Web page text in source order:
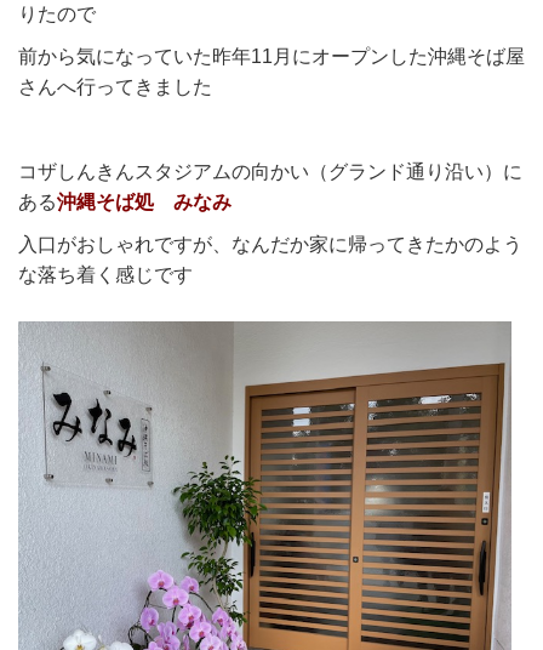
りたので
前から気になっていた昨年11月にオープンした沖縄そば屋
さんへ行ってきました
コザしんきんスタジアムの向かい（グランド通り沿い）に
ある沖縄そば処 みなみ
入口がおしゃれですが、なんだか家に帰ってきたかのよう
な落ち着く感じです